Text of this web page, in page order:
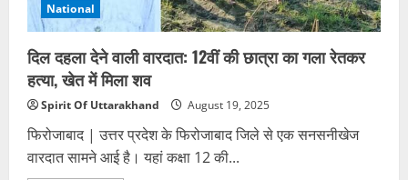
वीडियो;
बाजार
बंद
National
दिल दहला देने वाली वारदात: 12वीं की छात्रा का गला रेतकर
हत्या, खेत में मिला शव
Spirit Of Uttarakhand August 19, 2025
फिरोजाबाद | उत्तर प्रदेश के फिरोजाबाद जिले से एक सनसनीखेज
वारदात सामने आई है। यहां कक्षा 12 की...